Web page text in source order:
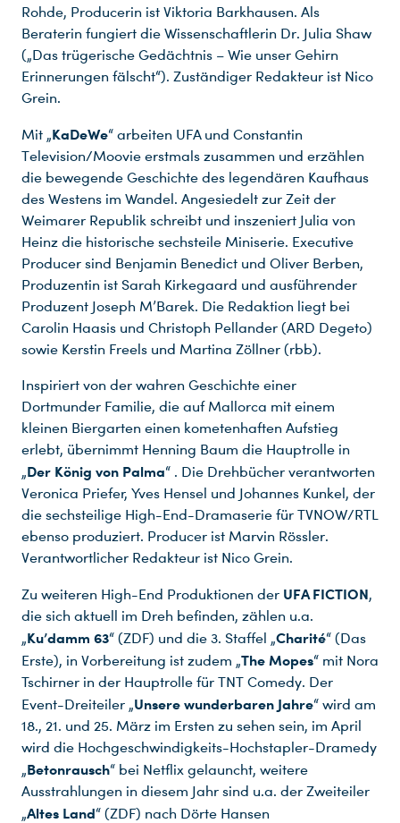
Rohde, Producerin ist Viktoria Barkhausen. Als
Beraterin fungiert die Wissenschaftlerin Dr. Julia Shaw
(„Das trügerische Gedächtnis – Wie unser Gehirn
Erinnerungen fälscht“). Zuständiger Redakteur ist Nico
Grein.
Mit „KaDeWe“ arbeiten UFA und Constantin
Television/Moovie erstmals zusammen und erzählen
die bewegende Geschichte des legendären Kaufhaus
des Westens im Wandel. Angesiedelt zur Zeit der
Weimarer Republik schreibt und inszeniert Julia von
Heinz die historische sechsteile Miniserie. Executive
Producer sind Benjamin Benedict und Oliver Berben,
Produzentin ist Sarah Kirkegaard und ausführender
Produzent Joseph M’Barek. Die Redaktion liegt bei
Carolin Haasis und Christoph Pellander (ARD Degeto)
sowie Kerstin Freels und Martina Zöllner (rbb).
Inspiriert von der wahren Geschichte einer
Dortmunder Familie, die auf Mallorca mit einem
kleinen Biergarten einen kometenhaften Aufstieg
erlebt, übernimmt Henning Baum die Hauptrolle in
„Der König von Palma“ . Die Drehbücher verantworten
Veronica Priefer, Yves Hensel und Johannes Kunkel, der
die sechsteilige High-End-Dramaserie für TVNOW/RTL
ebenso produziert. Producer ist Marvin Rössler.
Verantwortlicher Redakteur ist Nico Grein.
Zu weiteren High-End Produktionen der UFA FICTION,
die sich aktuell im Dreh befinden, zählen u.a.
„Ku’damm 63“ (ZDF) und die 3. Staffel „Charité“ (Das
Erste), in Vorbereitung ist zudem „The Mopes“ mit Nora
Tschirner in der Hauptrolle für TNT Comedy. Der
Event-Dreiteiler „Unsere wunderbaren Jahre“ wird am
18., 21. und 25. März im Ersten zu sehen sein, im April
wird die Hochgeschwindigkeits-Hochstapler-Dramedy
„Betonrausch“ bei Netflix gelauncht, weitere
Ausstrahlungen in diesem Jahr sind u.a. der Zweiteiler
„Altes Land“ (ZDF) nach Dörte Hansen